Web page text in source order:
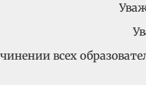
всех